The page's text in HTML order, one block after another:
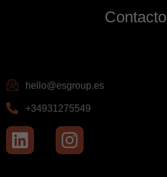
Contacto
hello@esgroup.es
+34931275549